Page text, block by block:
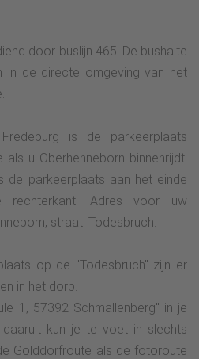
station "Goldener Schnitt"
nog eens 300 m het station
Volg de
meter overgaat in een grindpad.
berkenbomen" kom je al snel bij
linksaf en volg het pad tot je
komt - het panoramisch
het pad en sla bij de volgende
Na een korte afdaling vind je de
Volg nu de wandelroute
weer een drukke weg
50 m naar rechts (let op het
rechtsaf het geasfalteerde
1,5 km tot je bij de SGV-hut
fotostation bevindt zich bij
waar een duidelijk zichtbaar pad
keer je terug naar de SGV-hut en
door buslijn 465. De bushalte
in de directe omgeving van het
is de parkeerplaats
u Oberhenneborn binnenrijdt.
de parkeerplaats aan het einde
Adres voor uw
straat: Todesbruch.
op de "Todesbruch" zijn er
in het dorp.
1, 57392 Schmallenberg" in je
daaruit kun je te voet in slechts
Golddorfroute als de fotoroute